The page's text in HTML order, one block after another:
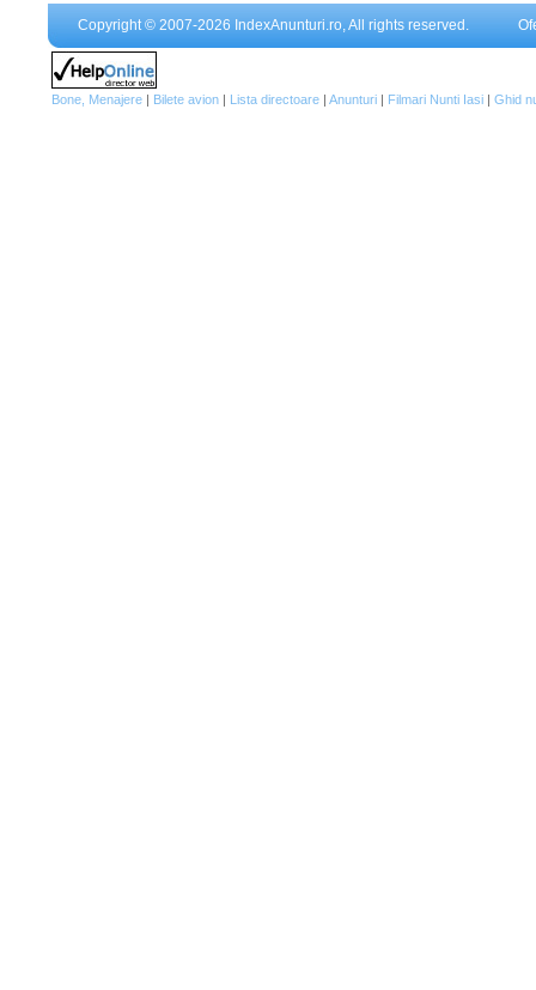
Copyright © 2007-2026 IndexAnunturi.ro, All rights reserved.
Bone, Menajere | Bilete avion | Lista directoare | Anunturi | Filmari Nunti Iasi | Ghid